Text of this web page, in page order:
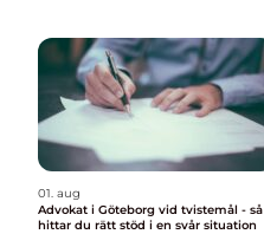
01. aug
Advokat i Göteborg vid tvistemål - så
hittar du rätt stöd i en svår situation